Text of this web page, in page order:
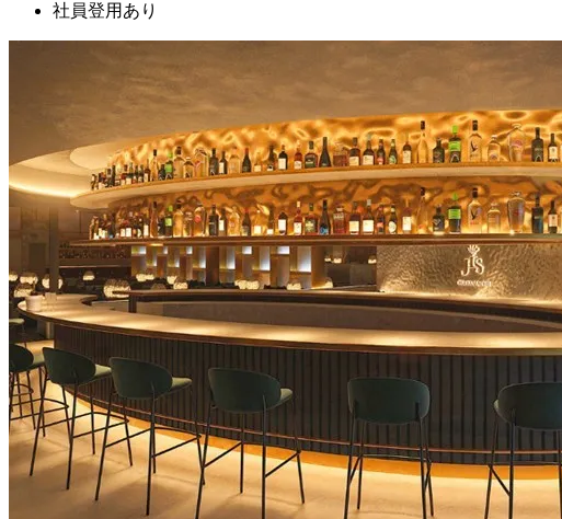
社員登用あり